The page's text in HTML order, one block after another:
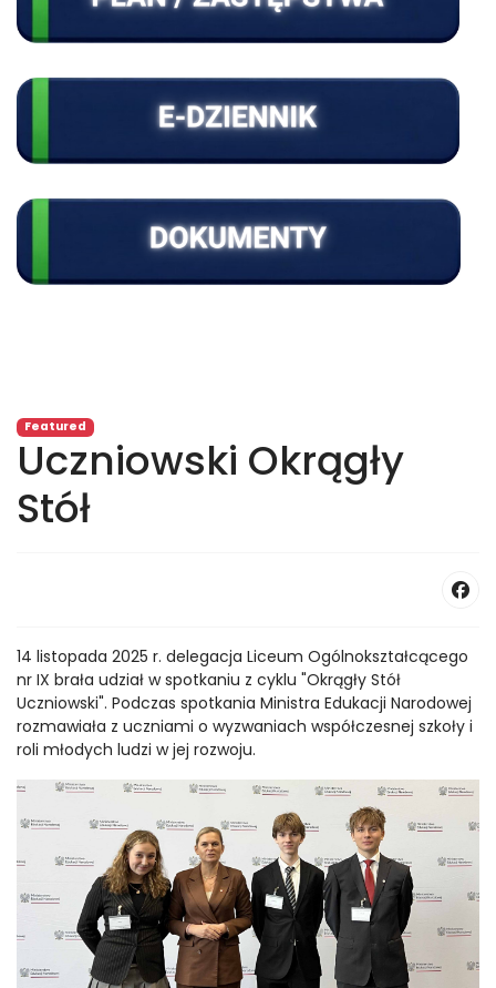
Featured
Uczniowski Okrągły
Stół
14 listopada 2025 r. delegacja Liceum Ogólnokształcącego
nr IX brała udział w spotkaniu z cyklu "Okrągły Stół
Uczniowski". Podczas spotkania Ministra Edukacji Narodowej
rozmawiała z uczniami o wyzwaniach współczesnej szkoły i
roli młodych ludzi w jej rozwoju.